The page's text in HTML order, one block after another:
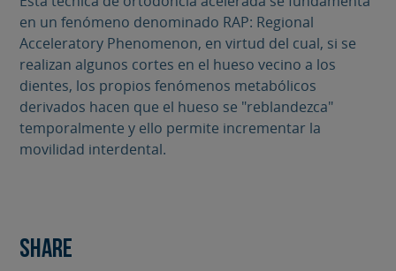
en un fenómeno denominado RAP: Regional
Acceleratory Phenomenon, en virtud del cual, si se
realizan algunos cortes en el hueso vecino a los
dientes, los propios fenómenos metabólicos
derivados hacen que el hueso se "reblandezca"
temporalmente y ello permite incrementar la
movilidad interdental.
Share